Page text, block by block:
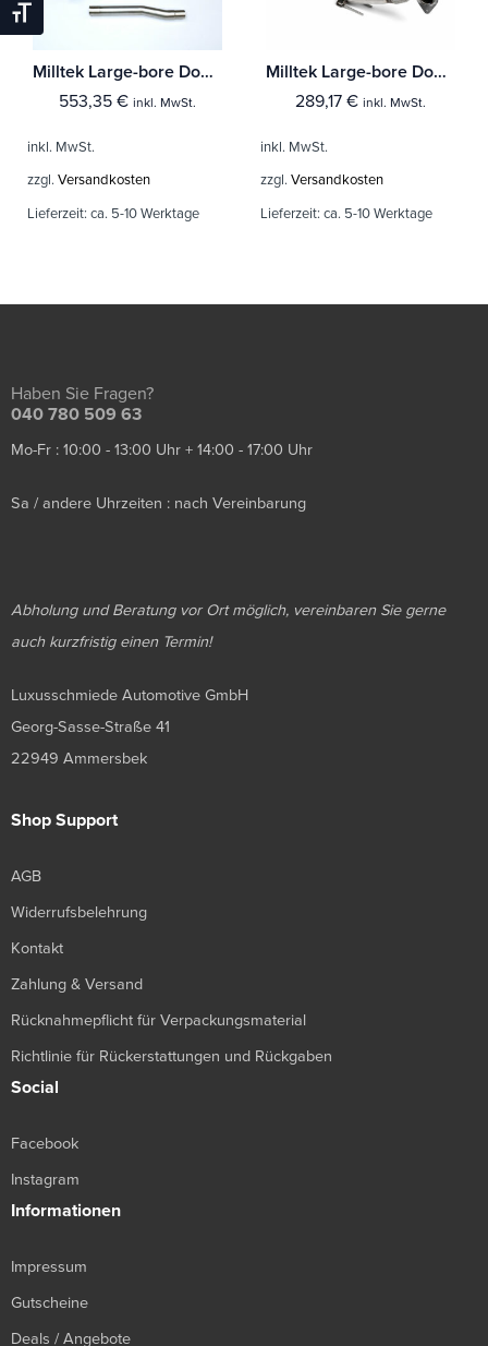
Schrift Vergrößern
Milltek Large-bore Downpipe und De-cat Skoda Octavia vRS 2.0 TSI
553,35 € inkl. MwSt.
inkl. MwSt.
zzgl. Versandkosten
Lieferzeit: ca. 5-10 Werktage
Milltek Large-bore Downpipe Skoda Octavia 1.9 TDi Mk1
289,17 € inkl. MwSt.
inkl. MwSt.
zzgl. Versandkosten
Lieferzeit: ca. 5-10 Werktage
Haben Sie Fragen?
040 780 509 63
Mo-Fr : 10:00 - 13:00 Uhr + 14:00 - 17:00 Uhr
Sa / andere Uhrzeiten : nach Vereinbarung
Abholung und Beratung vor Ort möglich, vereinbaren Sie gerne
auch kurzfristig einen Termin!
Luxusschmiede Automotive GmbH
Georg-Sasse-Straße 41
22949 Ammersbek
Shop Support
AGB
Widerrufsbelehrung
Kontakt
Zahlung & Versand
Rücknahmepflicht für Verpackungsmaterial
Richtlinie für Rückerstattungen und Rückgaben
Social
Facebook
Instagram
Informationen
Impressum
Gutscheine
Deals / Angebote